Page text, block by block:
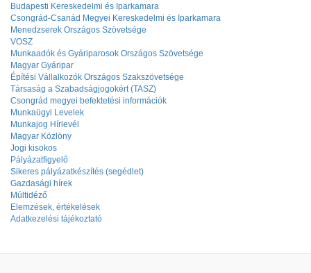
Budapesti Kereskedelmi és Iparkamara
Csongrád-Csanád Megyei Kereskedelmi és Iparkamara
Menedzserek Országos Szövetsége
VOSZ
Munkaadók és Gyáriparosok Országos Szövetsége
Magyar Gyáripar
Építési Vállalkozók Országos Szakszövetsége
Társaság a Szabadságjogokért (TASZ)
Csongrád megyei befektetési információk
Munkaügyi Levelek
Munkajog Hírlevél
Magyar Közlöny
Jogi kisokos
Pályázatfigyelő
Sikeres pályázatkészítés (segédlet)
Gazdasági hírek
Múltidéző
Elemzések, értékelések
Adatkezelési tájékoztató